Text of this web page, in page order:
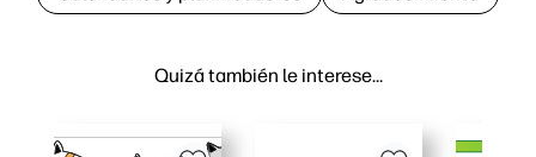
Quizá también le interese…